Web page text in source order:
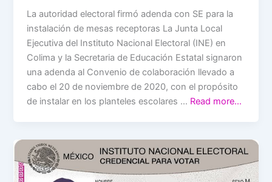
La autoridad electoral firmó adenda con SE para la
instalación de mesas receptoras La Junta Local
Ejecutiva del Instituto Nacional Electoral (INE) en
Colima y la Secretaria de Educación Estatal signaron
una adenda al Convenio de colaboración llevado a
cabo el 20 de noviembre de 2020, con el propósito
de instalar en los planteles escolares … Read more…